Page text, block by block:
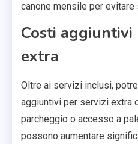
canone mensile per evitare
Costi aggiuntivi
extra
Oltre ai servizi inclusi,
aggiuntivi per servizi extra
parcheggio o accesso a
possono aumentare